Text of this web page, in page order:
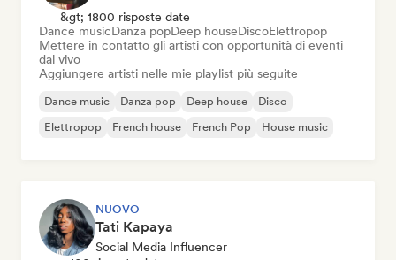
&gt; 1800 risposte date
Dance musicDanza popDeep houseDiscoElettropop
Mettere in contatto gli artisti con opportunità di eventi
dal vivo
Aggiungere artisti nelle mie playlist più seguite
Dance music Danza pop Deep house
Disco
Elettropop
French house French Pop House music
NUOVO
Tati Kapaya
Social Media Influencer